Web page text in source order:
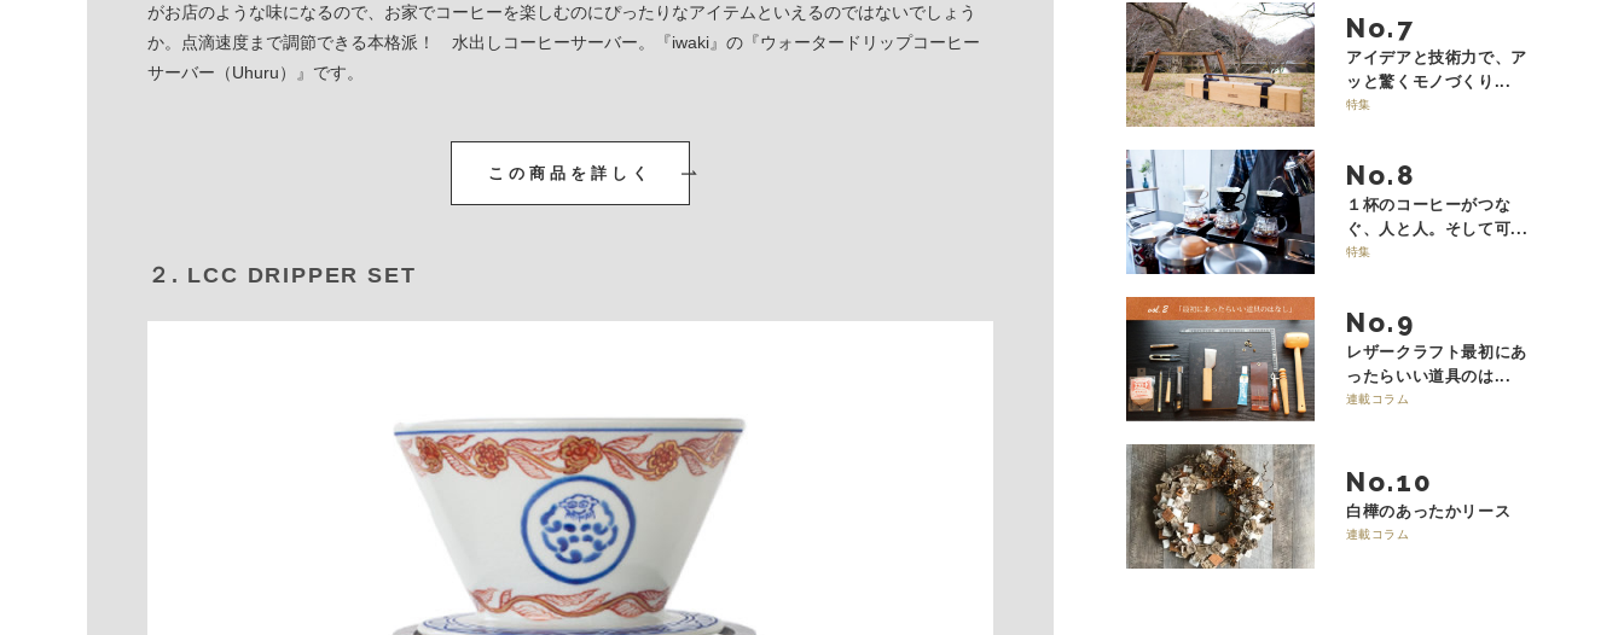
がお店のような味になるので、お家でコーヒーを楽しむのにぴったりなアイテムといえるのではないでしょう
か。点滴速度まで調節できる本格派！ 水出しコーヒーサーバー。『iwaki』の『ウォータードリップコーヒー
サーバー（Uhuru）』です。
この商品を詳しく
２. LCC DRIPPER SET
No.
アイデアと技術力で、ア
ッと驚くモノづくり...
特集
No.
１杯のコーヒーがつな
ぐ、人と人。そして可...
特集
No.
レザークラフト最初にあ
ったらいい道具のは...
連載コラム
No.
白樺のあったかリース
連載コラム